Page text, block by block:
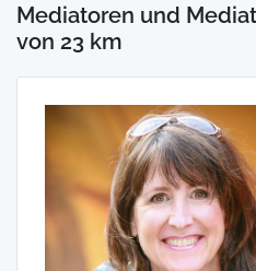
Mediatoren und
von 23 km